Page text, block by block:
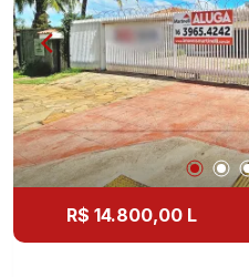
R$ 14.800,00 L